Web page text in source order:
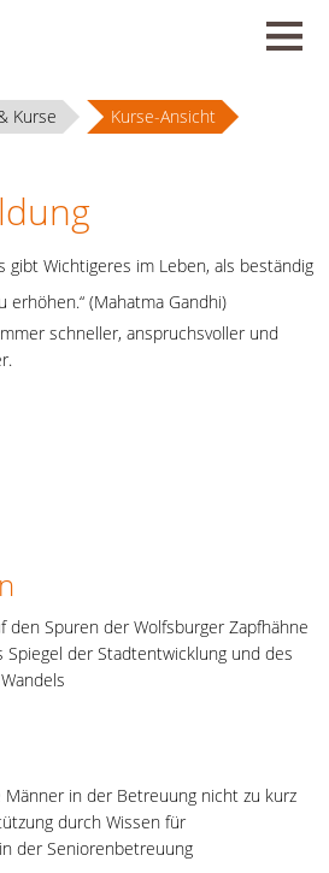
Kurse Kurse-Ansicht
gibt Wichtigeres im Leben, als beständig
erhöhen.“ (Mahatma Gandhi)
schneller, anspruchsvoller und
den Spuren der Wolfsburger Zapfhähne
Spiegel der Stadtentwicklung und des
Männer in der Betreuung nicht zu kurz
durch Wissen für
der Seniorenbetreuung